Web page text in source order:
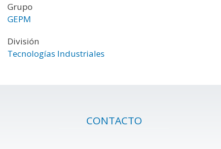
Grupo
GEPM
División
Tecnologías Industriales
CONTACTO